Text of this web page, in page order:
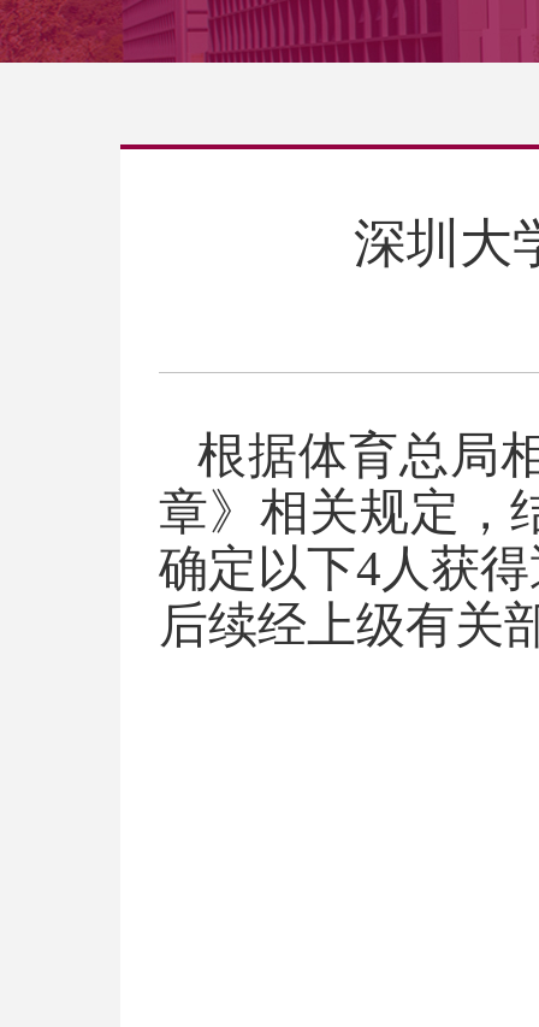
深圳大
根据体育总局
章》 相关规定，
确定以下4人获得
后续经 上级有